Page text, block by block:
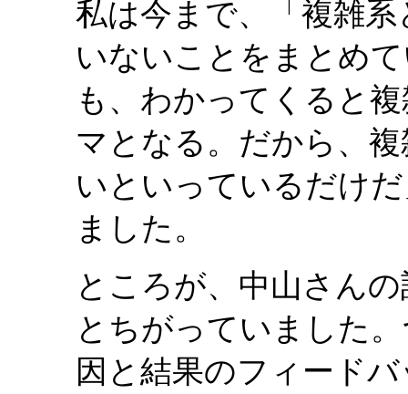
私は今まで、「複雑
いないことをまとめ
も、わかってくると
マとなる。だから、
いといっているだけ
ました。
ところが、中山さん
とちがっていました
因と結果のフィード